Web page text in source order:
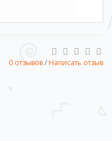
0 отзывов/ Написать отзыв